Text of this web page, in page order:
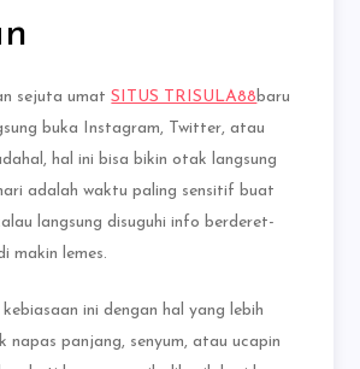
sejuta umatSITUS TRISULA88 baru
buka Instagram, Twitter, atau
hal ini bisa bikin otak langsung
adalah waktu paling sensitif buat
langsung disuguhi info berderet-
makin lemes.
ini dengan hal yang lebih
napas panjang, senyum, atau ucapin